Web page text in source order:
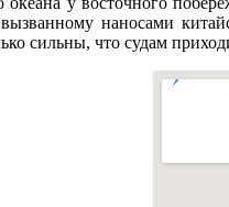
наносами
сильны, что судам